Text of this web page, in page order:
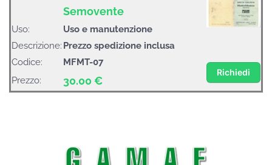
Semovente
Uso:
Uso e manutenzione
Descrizione: Prezzo spedizione inclusa
Codice:
MFMT-07
Richiedi
Prezzo: 30.00 €